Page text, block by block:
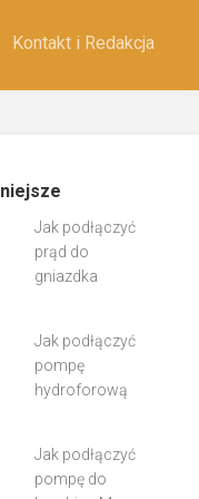
Kontakt i Redakcja
Jak podłączyć
prąd do
gniazdka
Jak podłączyć
pompę
hydroforową
Jak podłączyć
pompę do